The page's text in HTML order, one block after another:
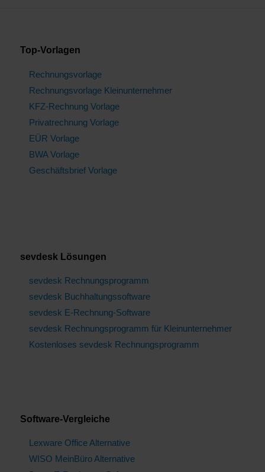
Top-Vorlagen
Rechnungsvorlage
Rechnungsvorlage Kleinunternehmer
KFZ-Rechnung Vorlage
Privatrechnung Vorlage
EÜR Vorlage
BWA Vorlage
Geschäftsbrief Vorlage
sevdesk Lösungen
sevdesk Rechnungsprogramm
sevdesk Buchhaltungssoftware
sevdesk E-Rechnung-Software
sevdesk Rechnungsprogramm für Kleinunternehmer
Kostenloses sevdesk Rechnungsprogramm
Software-Vergleiche
Lexware Office Alternative
WISO MeinBüro Alternative